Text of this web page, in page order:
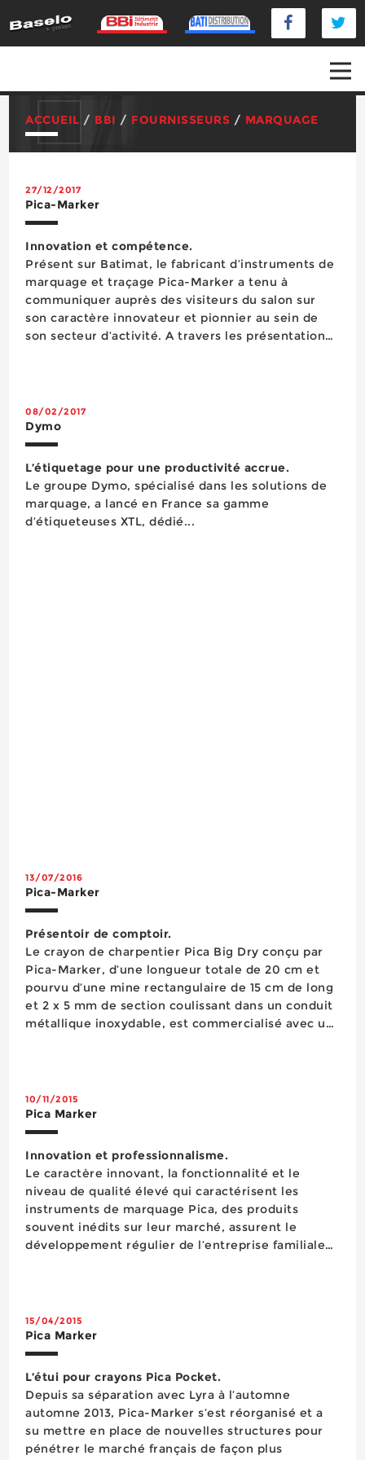
ACCUEIL / BBI / FOURNISSEURS / MARQUAGE
27/12/2017
Pica-Marker
Innovation et compétence.
Présent sur Batimat, le fabricant d’instruments de
marquage et traçage Pica-Marker a tenu à
communiquer auprès des visiteurs du salon sur
son caractère innovateur et pionnier au sein de
son secteur d’activité. A travers les présentations
08/02/2017
Dymo
L’étiquetage pour une productivité accrue.
Le groupe Dymo, spécialisé dans les solutions de
marquage, a lancé en France sa gamme
d’étiqueteuses XTL, dédié...
13/07/2016
Pica-Marker
Présentoir de comptoir.
Le crayon de charpentier Pica Big Dry conçu par
Pica-Marker, d’une longueur totale de 20 cm et
pourvu d’une mine rectangulaire de 15 cm de long
et 2 x 5 mm de section coulissant dans un conduit
métallique inoxydable, est commercialisé avec un
10/11/2015
Pica Marker
Innovation et professionnalisme.
Le caractère innovant, la fonctionnalité et le
niveau de qualité élevé qui caractérisent les
instruments de marquage Pica, des produits
souvent inédits sur leur marché, assurent le
développement régulier de l’entreprise familiale
15/04/2015
Pica Marker
L’étui pour crayons Pica Pocket.
Depuis sa séparation avec Lyra à l’automne
automne 2013, Pica-Marker s’est réorganisé et a
su mettre en place de nouvelles structures pour
pénétrer le marché français de façon plus